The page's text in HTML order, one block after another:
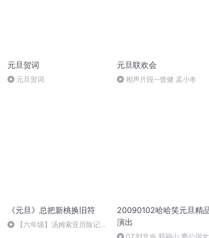
元旦贺词
元旦贺词
元旦联欢会
相声片段--曾健 孟小冬
《元旦》总把新桃换旧符
【六年级】汤姆索亚历险记
20090102哈哈笑元旦精
演出
07.刘文步 郑福山 窦公训女